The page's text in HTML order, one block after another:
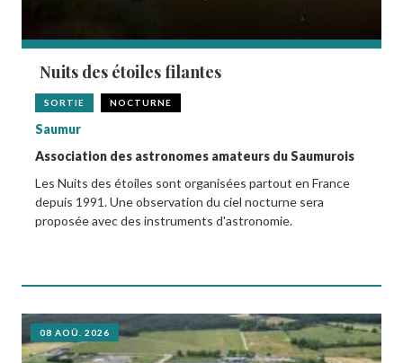
Nuits des étoiles filantes
SORTIE NOCTURNE
Saumur
Association des astronomes amateurs du Saumurois
Les Nuits des étoiles sont organisées partout en France
depuis 1991. Une observation du ciel nocturne sera
proposée avec des instruments d'astronomie.
08 AOÛ. 2026